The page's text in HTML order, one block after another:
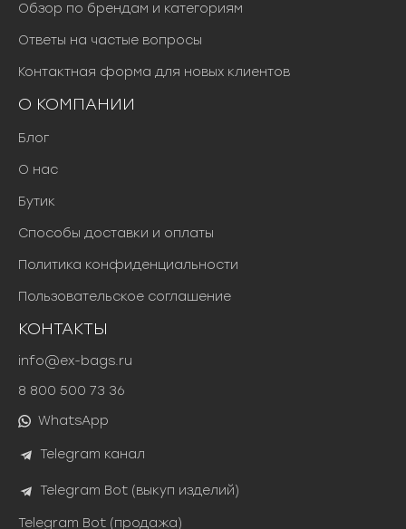
Обзор по брендам и категориям
Ответы на частые вопросы
Контактная форма для новых клиентов
О КОМПАНИИ
Блог
О нас
Бутик
Способы доставки и оплаты
Политика конфиденциальности
Пользовательское соглашение
КОНТАКТЫ
info@ex-bags.ru
8 800 500 73 36
WhatsApp
Telegram канал
Telegram Bot (выкуп изделий)
Telegram Bot (продажа)